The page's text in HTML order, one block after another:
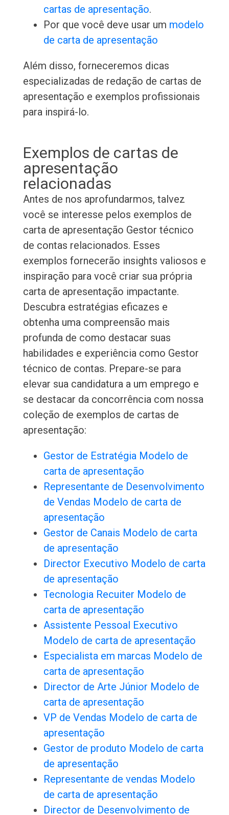
cartas de apresentação.
Por que você deve usar um modelo
de carta de apresentação
Além disso, forneceremos dicas
especializadas de redação de cartas de
apresentação e exemplos profissionais
para inspirá-lo.
Exemplos de cartas de
apresentação
relacionadas
Antes de nos aprofundarmos, talvez
você se interesse pelos exemplos de
carta de apresentação Gestor técnico
de contas relacionados. Esses
exemplos fornecerão insights valiosos e
inspiração para você criar sua própria
carta de apresentação impactante.
Descubra estratégias eficazes e
obtenha uma compreensão mais
profunda de como destacar suas
habilidades e experiência como Gestor
técnico de contas. Prepare-se para
elevar sua candidatura a um emprego e
se destacar da concorrência com nossa
coleção de exemplos de cartas de
apresentação:
Gestor de Estratégia Modelo de
carta de apresentação
Representante de Desenvolvimento
de Vendas Modelo de carta de
apresentação
Gestor de Canais Modelo de carta
de apresentação
Director Executivo Modelo de carta
de apresentação
Tecnologia Recuiter Modelo de
carta de apresentação
Assistente Pessoal Executivo
Modelo de carta de apresentação
Especialista em marcas Modelo de
carta de apresentação
Director de Arte Júnior Modelo de
carta de apresentação
VP de Vendas Modelo de carta de
apresentação
Gestor de produto Modelo de carta
de apresentação
Representante de vendas Modelo
de carta de apresentação
Director de Desenvolvimento de